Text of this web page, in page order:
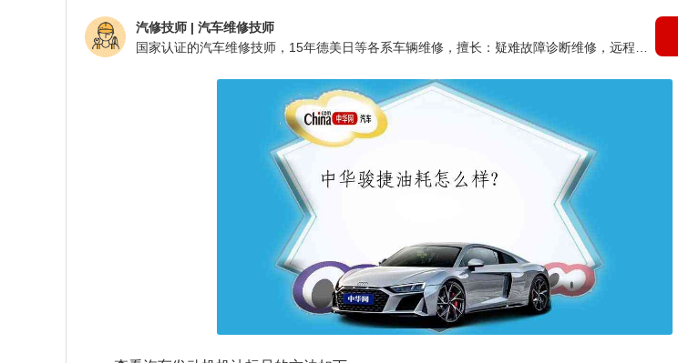
汽修技师 | 汽车维修技师